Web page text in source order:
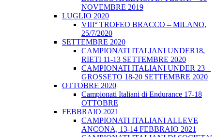
NOVEMBRE 2019
LUGLIO 2020
VIII° TROFEO BRACCO – MILANO,
25/7/2020
SETTEMBRE 2020
CAMPIONATI ITALIANI UNDER18,
RIETI 11-13 SETTEMBRE 2020
CAMPIONATI ITALIANI UNDER 23 –
GROSSETO 18-20 SETTEMBRE 2020
OTTOBRE 2020
Campionati Italiani di Endurance 17-18
OTTOBRE
FEBBRAIO 2021
CAMPIONATI ITALIANI ALLEVE
ANCONA, 13-14 FEBBRAIO 2021